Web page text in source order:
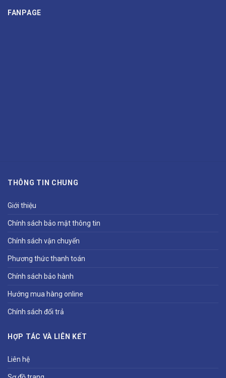
FANPAGE
THÔNG TIN CHUNG
Giới thiệu
Chính sách bảo mật thông tin
Chính sách vận chuyển
Phương thức thanh toán
Chính sách bảo hành
Hướng mua hàng online
Chính sách đổi trả
HỢP TÁC VÀ LIÊN KẾT
Liên hệ